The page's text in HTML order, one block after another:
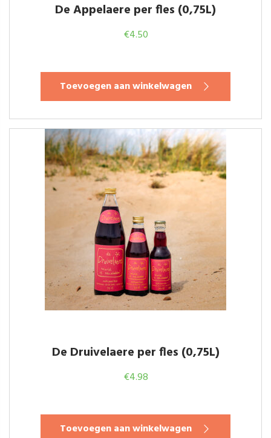
De Appelaere per fles (0,75L)
€4.50
Toevoegen aan winkelwagen
De Druivelaere per fles (0,75L)
€4.98
Toevoegen aan winkelwagen